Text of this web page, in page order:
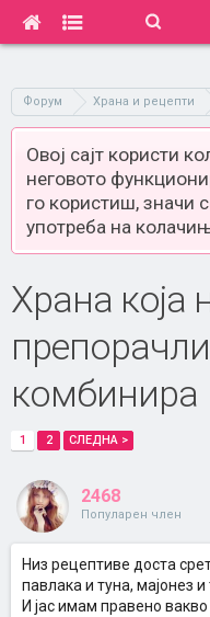
Форум Храна и рецепти
Овој сајт користи
неговото
го користиш, значи
употреба на
Храна која
комбинира
1 2 СЛЕДНА >
2468
Популарен член
Низ рецептиве доста
павлака и туна, мајонез и
И јас имам правено